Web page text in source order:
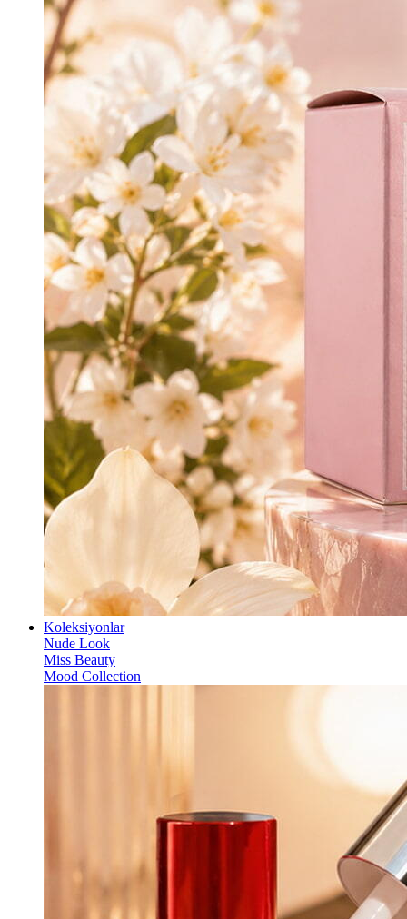
Koleksiyonlar
Nude Look
Miss Beauty
Mood Collection